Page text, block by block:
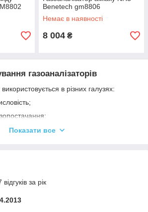
Benetech gm8806
Немає в наявності
8 004 ₴
газоаналізаторів
в різних галузях:
детектора газу – нафтогазова і
обладнанням для дослідження
Показати все
за рік